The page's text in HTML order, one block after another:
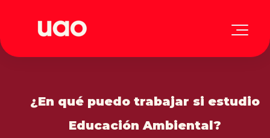
¿En qué puedo trabajar si estudio
Educación Ambiental?